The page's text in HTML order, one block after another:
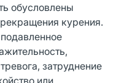
обусловлены
курения.
затруднение
или